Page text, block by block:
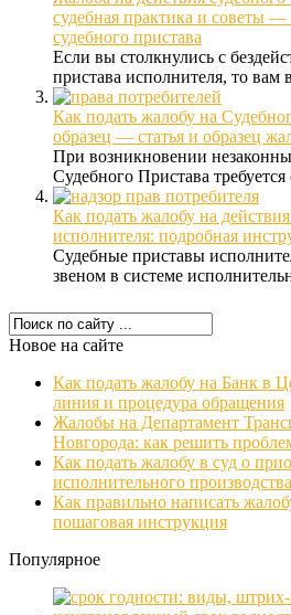
судебная практика и советы —
судебного пристава
Если вы столкнулись с
пристава исполнителя, то вам
Как подать жалобу на
образец — статья и образец
При возникновении
Судебного Пристава требуется
Как подать жалобу на
исполнителя: подробная
Судебные приставы
звеном в системе
Новое на сайте
Как подать жалобу на Банк в
линия и процедура обращения
Жалобы на Департамент
Новгорода: как решить
Как подать жалобу в суд о
исполнительного
Как правильно написать
пошаговая инструкция
Популярное